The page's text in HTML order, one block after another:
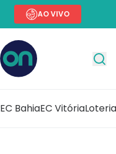
AO VIVO
EC BahiaEC Vitória